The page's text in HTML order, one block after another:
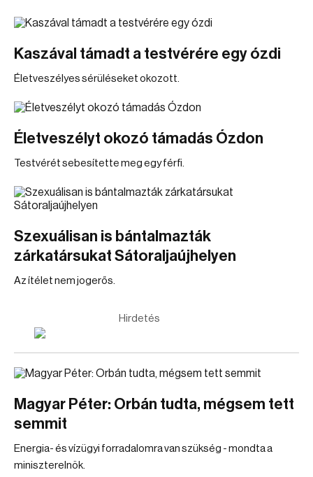
Kaszával támadt a testvérére egy ózdi
Életveszélyes sérüléseket okozott.
Életveszélyt okozó támadás Ózdon
Testvérét sebesítette meg egy férfi.
Szexuálisan is bántalmazták
zárkatársukat Sátoraljaújhelyen
Az ítélet nem jogerős.
Hirdetés
Magyar Péter: Orbán tudta, mégsem tett
semmit
Energia- és vízügyi forradalomra van szükség - mondta a
miniszterelnök.